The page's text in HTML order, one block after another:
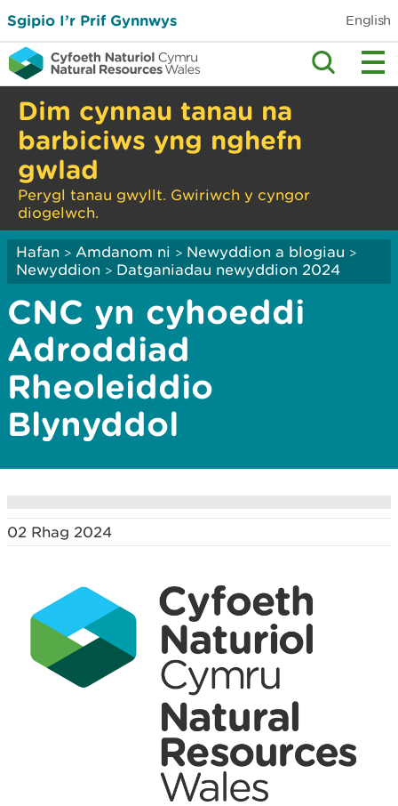
Sgipio I’r Prif Gynnwys English
Dim cynnau tanau na
barbiciws yng nghefn
gwlad
Perygl tanau gwyllt. Gwiriwch y cyngor
diogelwch.
Hafan > Amdanom ni > Newyddion a blogiau >
Newyddion > Datganiadau newyddion 2024
CNC yn cyhoeddi
Adroddiad
Rheoleiddio
Blynyddol
02 Rhag 2024